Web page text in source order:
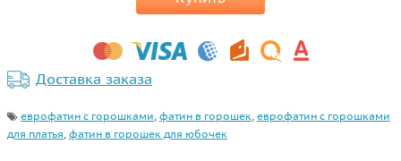
Доставка заказа
еврофатин с горошками, фатин в горошек, еврофатин с горошками
для платья, фатин в горошек для юбочек